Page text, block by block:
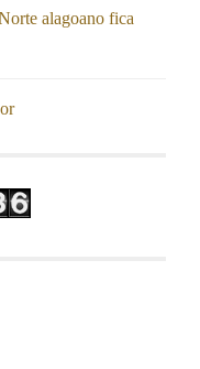
alagoano fica